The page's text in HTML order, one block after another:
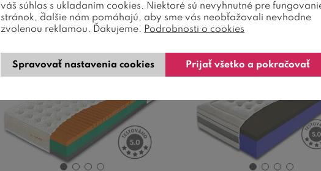
Akcia
váš súhlas s ukladaním cookies. Niektoré sú nevyhnutné pre
stránok, ďalšie nám pomáhajú, aby sme vás neobťažovali nevhodne
zvolenou reklamou. Ďakujeme. Podrobnosti o cookies
Spravovať nastavenia cookies Prijať všetko a pokračovať